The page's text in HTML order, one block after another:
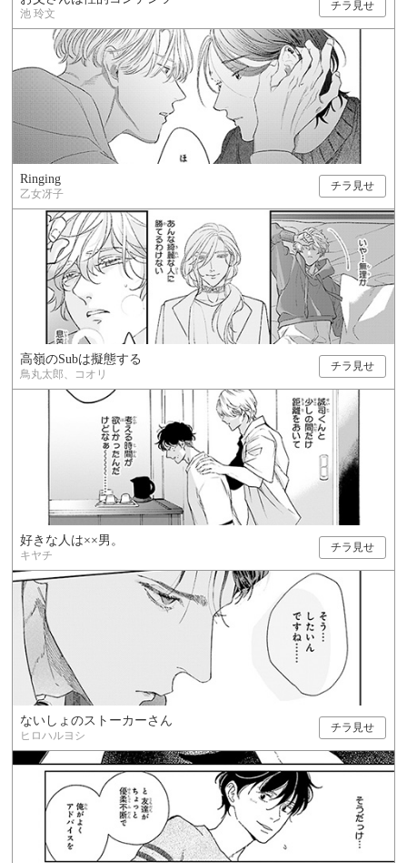
池 玲文
チラ見せ
Ringing
乙女冴子
チラ見せ
高嶺のSubは擬態する
鳥丸太郎、コオリ
チラ見せ
好きな人は××男。
キヤチ
チラ見せ
ないしょのストーカーさん
ヒロハルヨシ
チラ見せ